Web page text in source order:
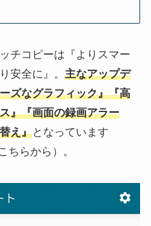
チコピーは『よりスマー
安全に』。 主なアップデ
ズなグラフィック』『高
』『画面の録画アラー
え』となっています
ちらから）。